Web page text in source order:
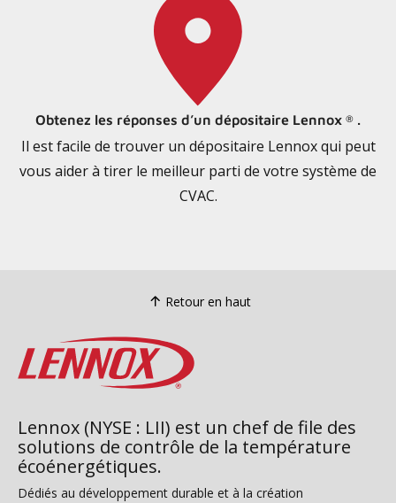
Obtenez les réponses d’un dépositaire Lennox ® .
Il est facile de trouver un dépositaire Lennox qui peut
vous aider à tirer le meilleur parti de votre système de
CVAC.
Retour en haut
Lennox (NYSE : LII) est un chef de file des
solutions de contrôle de la température
écoénergétiques.
Dédiés au développement durable et à la création